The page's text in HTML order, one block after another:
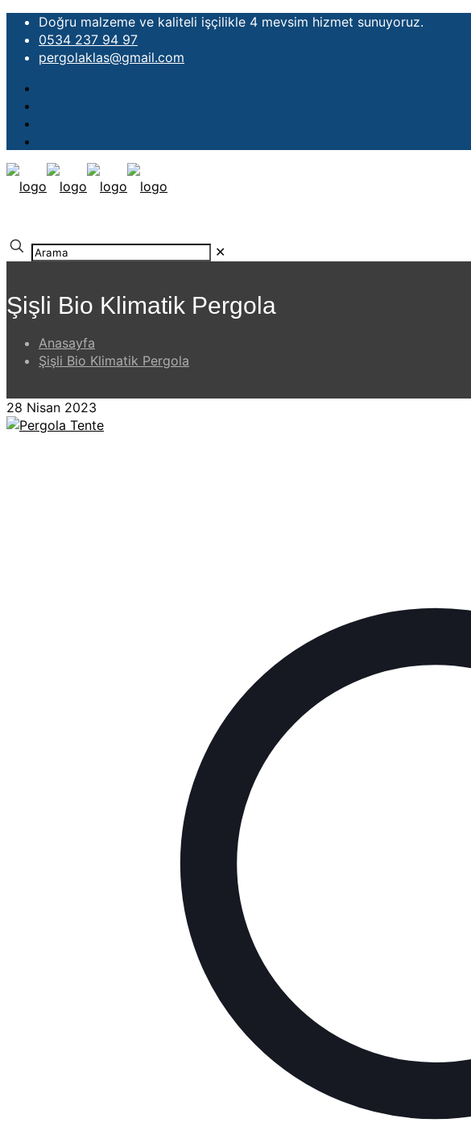
Doğru malzeme ve kaliteli işçilikle 4 mevsim hizmet sunuyoruz.
0534 237 94 97
pergolaklas@gmail.com
✕
Şişli Bio Klimatik Pergola
Anasayfa
Şişli Bio Klimatik Pergola
28 Nisan 2023